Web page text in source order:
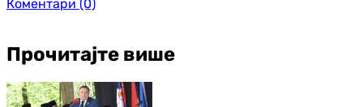
Коментари (0)
Прочитајте више